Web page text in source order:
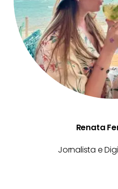
Renata
Jornalista e